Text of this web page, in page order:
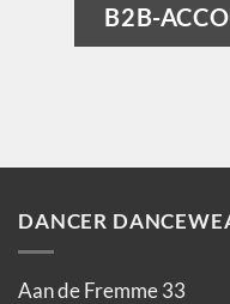
B2B-
DANCER
Aan de Fremme 33